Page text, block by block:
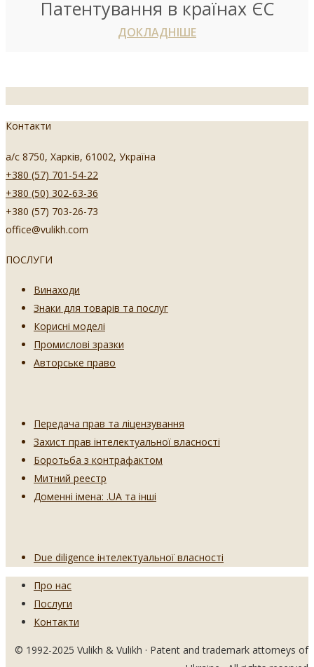
Патентування в країнах ЄС
ДОКЛАДНІШЕ
Контакти
а/с 8750, Харків, 61002, Україна
+380 (57) 701-54-22
+380 (50) 302-63-36
+380 (57) 703-26-73
office@vulikh.com
ПОСЛУГИ
Винаходи
Знаки для товарів та послуг
Корисні моделі
Промислові зразки
Авторське право
Передача прав та ліцензування
Захист прав інтелектуальної власності
Боротьба з контрафактом
Митний реестр
Доменні імена: .UA та інші
Due diligence інтелектуальної власності
Про нас
Послуги
Контакти
© 1992-2025 Vulikh & Vulikh · Patent and trademark attorneys of